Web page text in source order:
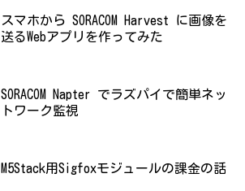
スマホから SORACOM Harvest に画像を
送るWebアプリを作ってみた
SORACOM Napter でラズパイで簡単ネッ
トワーク監視
M5Stack用Sigfoxモジュールの課金の話